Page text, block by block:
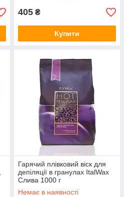
405 ₴
Купити
Гарячий плівковий віск для
депіляції в гранулах ItalWax
Слива 1000 г
Немає в наявності